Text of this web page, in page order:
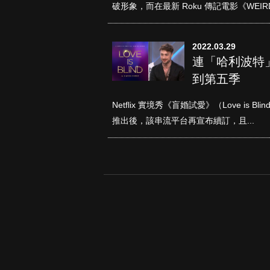
破形象，而在最新 Roku 傳記電影《
2022.03.29
連「哈利波特
到第五季
Netflix 實境秀《盲婚試愛》（Love is
推出後，該串流平台再宣布續訂，且...